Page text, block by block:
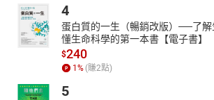
4
蛋白質的一生（暢銷改版）──了
懂生命科學的第一本書【電子書】
$240
1% (賺2點)
5